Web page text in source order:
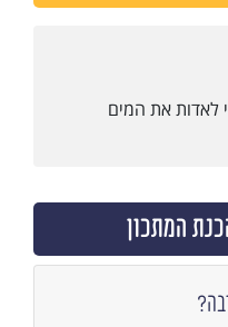
לאדות את המים
המתכון